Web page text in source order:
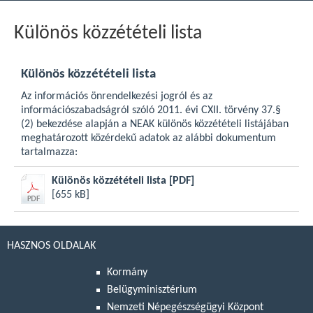
Különös közzétételi lista
Különös közzétételi lista
Az információs önrendelkezési jogról és az
információszabadságról szóló 2011. évi CXII. törvény 37.§
(2) bekezdése alapján a NEAK különös közzétételi listájában
meghatározott közérdekű adatok az alábbi dokumentum
tartalmazza:
Különös közzétételi lista
[PDF]
[655 kB]
HASZNOS OLDALAK
Kormány
Belügyminisztérium
Nemzeti Népegészségügyi Központ